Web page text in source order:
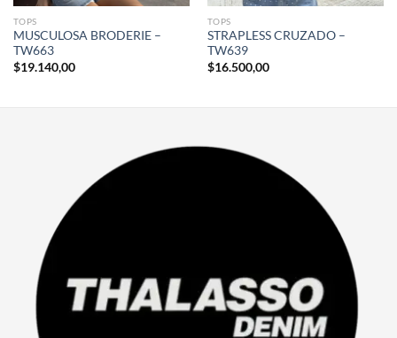
TOPS
MUSCULOSA BRODERIE –
TW663
$19.140,00
TOPS
STRAPLESS CRUZADO –
TW639
$16.500,00